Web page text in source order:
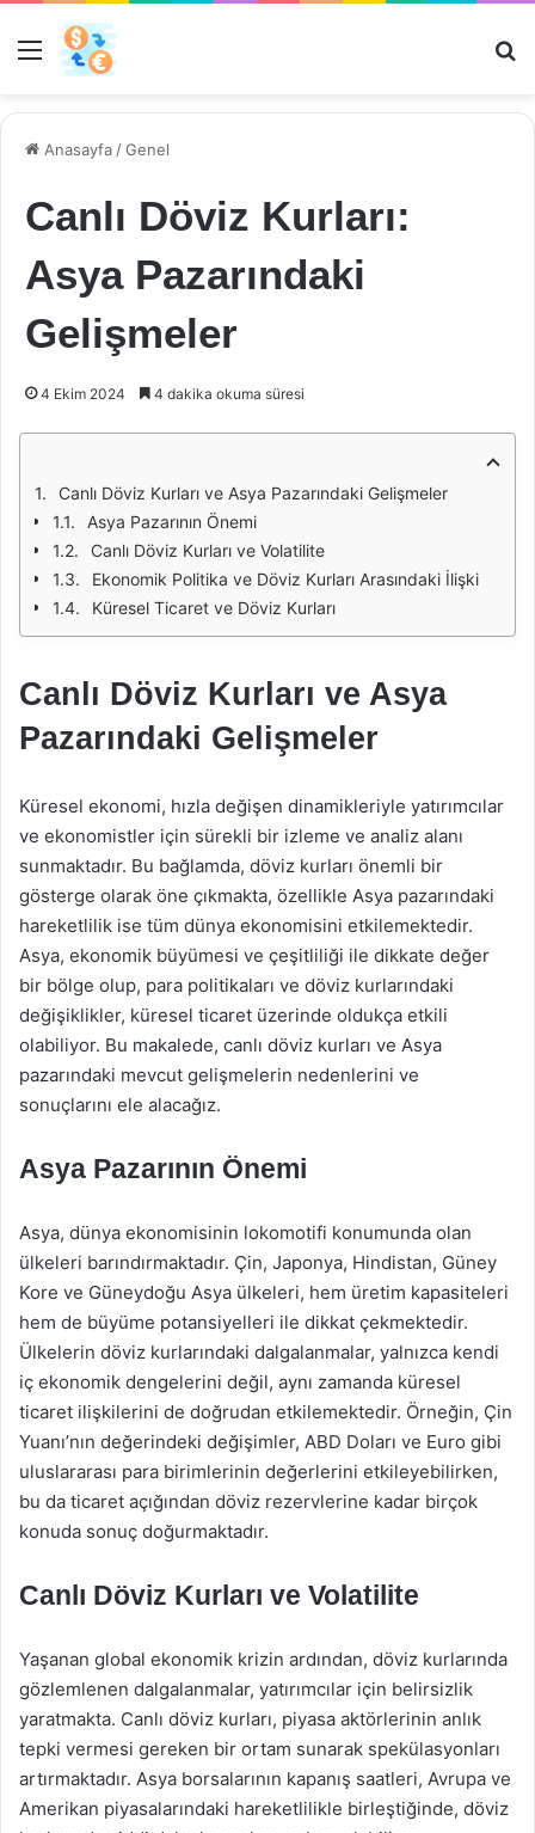
Menü
Anasayfa /Genel
Canlı Döviz Kurları:
Asya Pazarındaki
Gelişmeler
4 Ekim 2024 4 dakika okuma süresi
Canlı Döviz Kurları ve Asya Pazarındaki Gelişmeler
Asya Pazarının Önemi
Canlı Döviz Kurları ve Volatilite
Ekonomik Politika ve Döviz Kurları Arasındaki İlişki
Küresel Ticaret ve Döviz Kurları
Canlı Döviz Kurları ve Asya
Pazarındaki Gelişmeler
Küresel ekonomi, hızla değişen dinamikleriyle yatırımcılar
ve ekonomistler için sürekli bir izleme ve analiz alanı
sunmaktadır. Bu bağlamda, döviz kurları önemli bir
gösterge olarak öne çıkmakta, özellikle Asya pazarındaki
hareketlilik ise tüm dünya ekonomisini etkilemektedir.
Asya, ekonomik büyümesi ve çeşitliliği ile dikkate değer
bir bölge olup, para politikaları ve döviz kurlarındaki
değişiklikler, küresel ticaret üzerinde oldukça etkili
olabiliyor. Bu makalede, canlı döviz kurları ve Asya
pazarındaki mevcut gelişmelerin nedenlerini ve
sonuçlarını ele alacağız.
Asya Pazarının Önemi
Asya, dünya ekonomisinin lokomotifi konumunda olan
ülkeleri barındırmaktadır. Çin, Japonya, Hindistan, Güney
Kore ve Güneydoğu Asya ülkeleri, hem üretim kapasiteleri
hem de büyüme potansiyelleri ile dikkat çekmektedir.
Ülkelerin döviz kurlarındaki dalgalanmalar, yalnızca kendi
iç ekonomik dengelerini değil, aynı zamanda küresel
ticaret ilişkilerini de doğrudan etkilemektedir. Örneğin, Çin
Yuanı’nın değerindeki değişimler, ABD Doları ve Euro gibi
uluslararası para birimlerinin değerlerini etkileyebilirken,
bu da ticaret açığından döviz rezervlerine kadar birçok
konuda sonuç doğurmaktadır.
Canlı Döviz Kurları ve Volatilite
Yaşanan global ekonomik krizin ardından, döviz kurlarında
gözlemlenen dalgalanmalar, yatırımcılar için belirsizlik
yaratmakta. Canlı döviz kurları, piyasa aktörlerinin anlık
tepki vermesi gereken bir ortam sunarak spekülasyonları
artırmaktadır. Asya borsalarının kapanış saatleri, Avrupa ve
Amerikan piyasalarındaki hareketlilikle birleştiğinde, döviz